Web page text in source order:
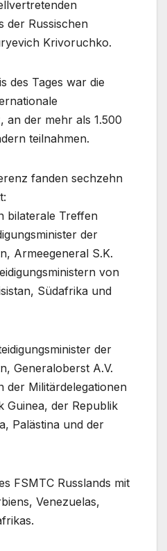
der Russischen
Krivoruchko.
des Tages war die
an der mehr als 1.500
teilnahmen.
fanden sechzehn
bilaterale Treffen
der
Armeegeneral S.K.
von
Südafrika und
der
Generaloberst A.V.
der Militärdelegationen
Guinea, der Republik
Palästina und der
FSMTC Russlands mit
Venezuelas,